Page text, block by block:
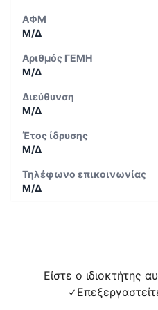
ΑΦΜ
Μ/Δ
Αριθμός ΓΕΜΗ
Μ/Δ
Διεύθυνση
Μ/Δ
Έτος ίδρυσης
Μ/Δ
Τηλέφωνο επικοινωνίας
Μ/Δ
Είστε ο ιδιοκτήτης